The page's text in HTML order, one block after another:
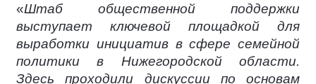
«Штаб общественной поддержки
выступает ключевой площадкой для
выработки инициатив в сфере семейной
политики в Нижегородской области.
Здесь проходили дискуссии по основам